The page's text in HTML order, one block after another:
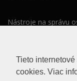
Tieto
cookies. Viac
Nástroje na správu
Súhlas so